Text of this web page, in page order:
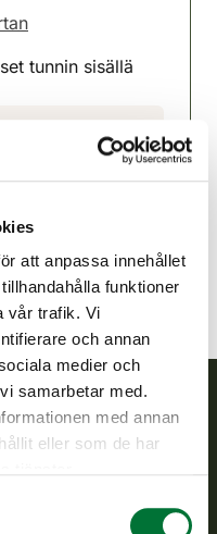
att anpassa innehållet
funktioner
vår trafik. Vi
och annan
medier och
samarbetar med.
med annan
eller som de har
tunnin sisällä
ser till att viltpolitiken